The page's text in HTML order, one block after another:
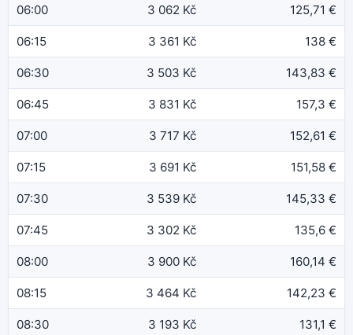
06:00 3 062 Kč 125,71 €
06:15 3 361 Kč 138 €
06:30 3 503 Kč 143,83 €
06:45 3 831 Kč 157,3 €
07:00 3 717 Kč 152,61 €
07:15 3 691 Kč 151,58 €
07:30 3 539 Kč 145,33 €
07:45 3 302 Kč 135,6 €
08:00 3 900 Kč 160,14 €
08:15 3 464 Kč 142,23 €
08:30 3 193 Kč 131,1 €